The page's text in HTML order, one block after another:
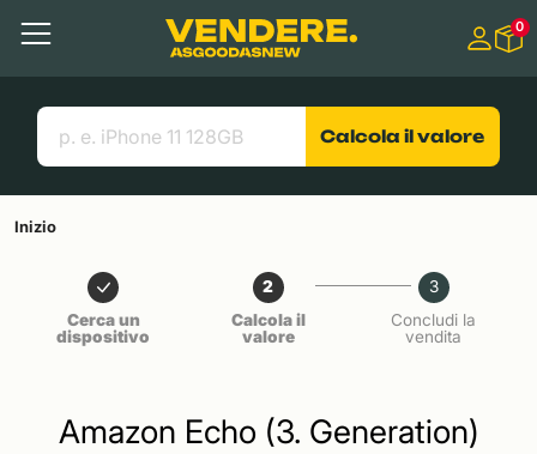
Contenuto principale
Menu
Cerca
Link utili
0
Calcola il valore
Inizio
Cerca un
dispositivo
2
Calcola il
valore
3
Concludi la
vendita
Amazon Echo (3. Generation)